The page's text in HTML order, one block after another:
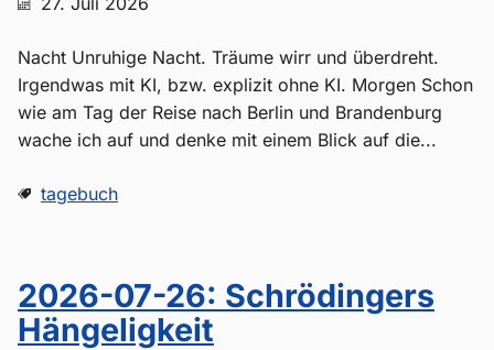
Nacht Unruhige Nacht. Träume wirr und überdreht.
Irgendwas mit KI, bzw. explizit ohne KI. Morgen Schon
wie am Tag der Reise nach Berlin und Brandenburg
wache ich auf und denke mit einem Blick auf die...
tagebuch
2026-07-26: Schrödingers
Hängeligkeit